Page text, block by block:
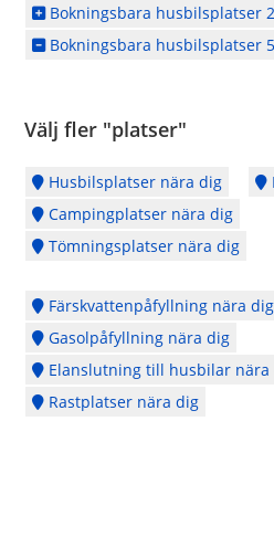
Bokningsbara husbilsplatser
Bokningsbara husbilsplatser
Välj fler "platser"
Husbilsplatser nära dig
Campingplatser nära dig
Tömningsplatser nära dig
Färskvattenpåfyllning nära dig
Gasolpåfyllning nära dig
Elanslutning till husbilar nära
Rastplatser nära dig